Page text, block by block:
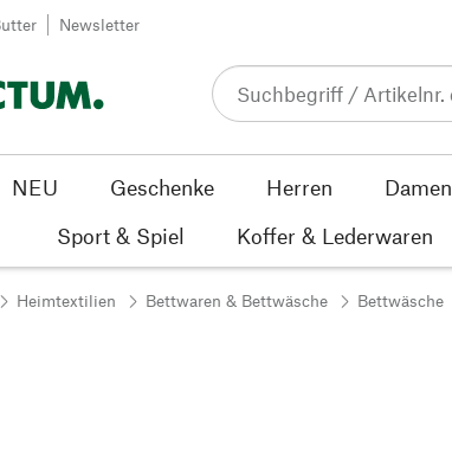
Newsletter
NEU Geschenke Herren Damen
Sport & Spiel
Koffer & Lederwaren
Heimtextilien Bettwaren & Bettwäsche Bettwäsche